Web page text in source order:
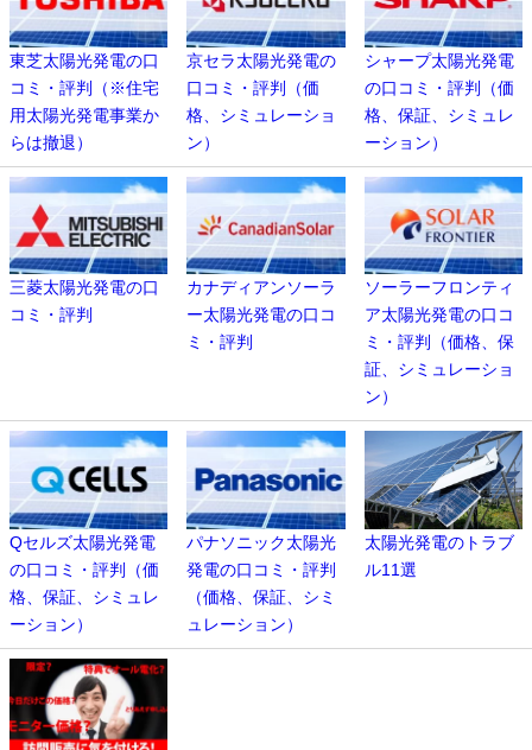
東芝太陽光発電の口
コミ・評判（※住宅
用太陽光発電事業か
らは撤退）
京セラ太陽光発電の
口コミ・評判（価
格、シミュレーショ
ン）
シャープ太陽光発電
の口コミ・評判（価
格、保証、シミュレ
ーション）
三菱太陽光発電の口
コミ・評判
カナディアンソーラ
ー太陽光発電の口コ
ミ・評判
ソーラーフロンティ
ア太陽光発電の口コ
ミ・評判（価格、保
証、シミュレーショ
ン）
Qセルズ太陽光発電
の口コミ・評判（価
格、保証、シミュレ
ーション）
パナソニック太陽光
発電の口コミ・評判
（価格、保証、シミ
ュレーション）
太陽光発電のトラブ
ル11選